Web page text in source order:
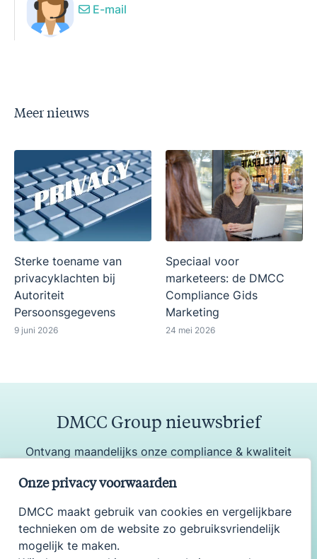
Onze privacy voorwaarden
DMCC maakt gebruik van cookies en vergelijkbare
technieken om de website zo gebruiksvriendelijk
mogelijk te maken.
E-mail
Meer nieuws
Sterke toename van
privacyklachten bij
Autoriteit
Persoonsgegevens
9 juni 2026
Speciaal voor
marketeers: de DMCC
Compliance Gids
Marketing
24 mei 2026
DMCC Group nieuwsbrief
Ontvang maandelijks onze compliance & kwaliteit